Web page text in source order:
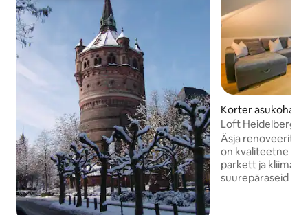
Korter asukohas
Loft Heidelberg
Äsja renoveeritud
on kvaliteetne
parkett ja
suurepäraseid